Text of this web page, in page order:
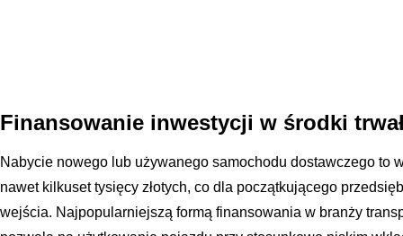
Finansowanie inwestycji w środki
Nabycie nowego lub używanego samochodu dostawczego to
nawet kilkuset tysięcy złotych, co dla początkującego
wejścia. Najpopularniejszą formą finansowania w branży